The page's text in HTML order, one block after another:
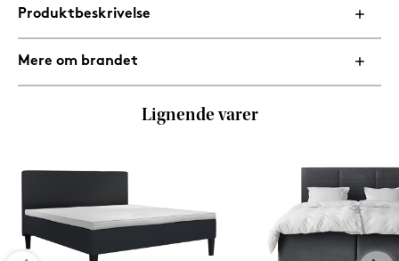
Produktbeskrivelse
Mere om brandet
Lignende varer